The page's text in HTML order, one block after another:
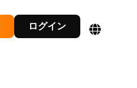
ログイン